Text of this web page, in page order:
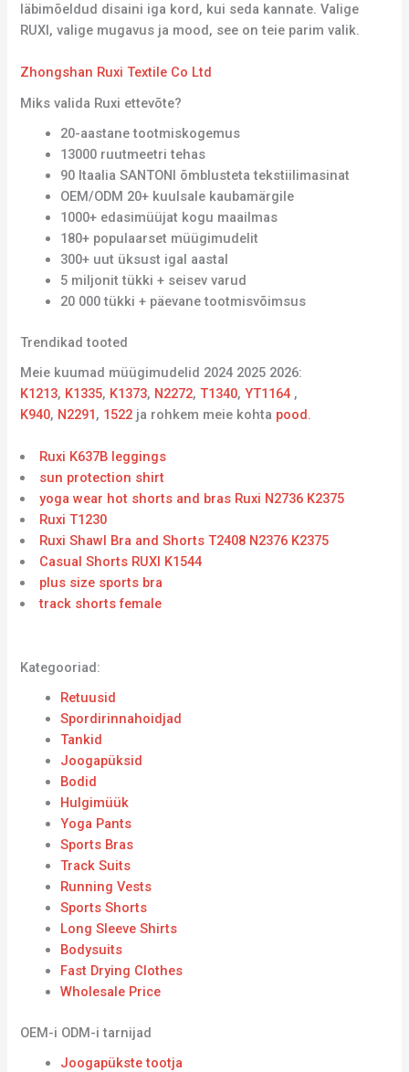
läbimõeldud disaini iga kord, kui seda kannate. Valige
RUXI, valige mugavus ja mood, see on teie parim valik.
Zhongshan Ruxi Textile Co Ltd
Miks valida Ruxi ettevõte?
20-aastane tootmiskogemus
13000 ruutmeetri tehas
90 Itaalia SANTONI õmblusteta tekstiilimasinat
OEM/ODM 20+ kuulsale kaubamärgile
1000+ edasimüüjat kogu maailmas
180+ populaarset müügimudelit
300+ uut üksust igal aastal
5 miljonit tükki + seisev varud
20 000 tükki + päevane tootmisvõimsus
Trendikad tooted
Meie kuumad müügimudelid 2024 2025 2026:
K1213, K1335, K1373, N2272,T1340,YT1164 ,
K940, N2291, 1522 ja rohkem meie kohta pood.
Ruxi K637B leggings
sun protection shirt
yoga wear hot shorts and bras Ruxi N2736 K2375
Ruxi T1230
Ruxi Shawl Bra and Shorts T2408 N2376 K2375
Casual Shorts RUXI K1544
plus size sports bra
track shorts female
Kategooriad:
Retuusid
Spordirinnahoidjad
Tankid
Joogapüksid
Bodid
Hulgimüük
Yoga Pants
Sports Bras
Track Suits
Running Vests
Sports Shorts
Long Sleeve Shirts
Bodysuits
Fast Drying Clothes
Wholesale Price
OEM-i ODM-i tarnijad
Joogapükste tootja